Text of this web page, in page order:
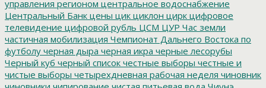
управления регионом центральное водоснабжение
Центральный Банк цены цик циклон цирк цифровое
телевидение цифровой рубль ЦСМ ЦУР Час земли
частичная мобилизация Чемпионат Дальнего Востока по
футболу черная дыра черная икра черные лесорубы
Черный куб черный список честные выборы честные и
чистые выборы четырехдневная рабочая неделя чиновник